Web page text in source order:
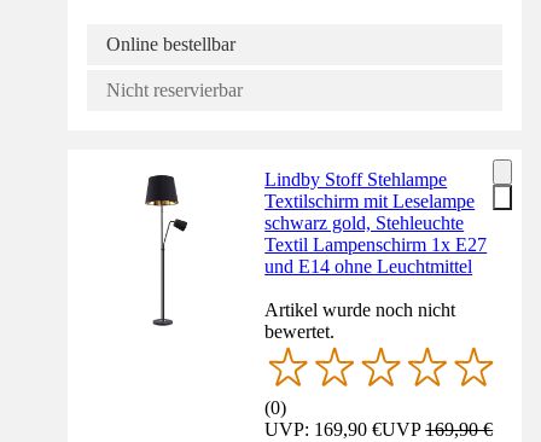
Online bestellbar
Nicht reservierbar
Lindby Stoff Stehlampe
Textilschirm mit Leselampe
schwarz gold, Stehleuchte
Textil Lampenschirm 1x E27
und E14 ohne Leuchtmittel
Artikel wurde noch nicht
bewertet.
(0)
UVP: 169,90 €UVP169,90 €